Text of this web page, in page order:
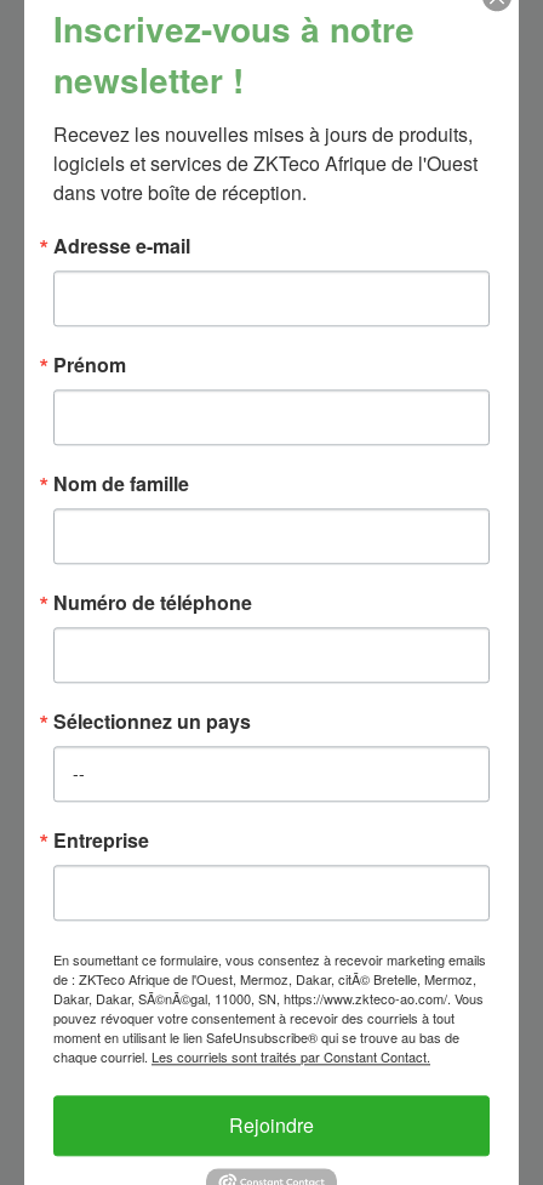
SenseFace T1 & SenseFace
PDF F34 Lite_Datasheet_20260126
SenseFP M2 & SenseFace M2F-
PDF ZKTecoParking_Datasheet_20260106
PDF
PDF PE042-55-C_Datasheet_20251209.
PDF PE082-120-C_Datasheet_20251209.
PE082-120-G_Datasheet_20251209.
Inscrivez-vous à notre
newsletter !
Recevez les nouvelles mises à jours de produits,
logiciels et services de ZKTeco Afrique de l'Ouest
dans votre boîte de réception.
Adresse e-mail
Prénom
Nom de famille
Numéro de téléphone
Sélectionnez un pays
Entreprise
En soumettant ce formulaire, vous consentez à recevoir marketing emails
de : ZKTeco Afrique de l'Ouest, Mermoz, Dakar, citÃ© Bretelle, Mermoz,
Dakar, Dakar, SÃ©nÃ©gal, 11000, SN, https://www.zkteco-ao.com/. Vous
pouvez révoquer votre consentement à recevoir des courriels à tout
moment en utilisant le lien SafeUnsubscribe® qui se trouve au bas de
chaque courriel. Les courriels sont traités par Constant Contact.
Rejoindre